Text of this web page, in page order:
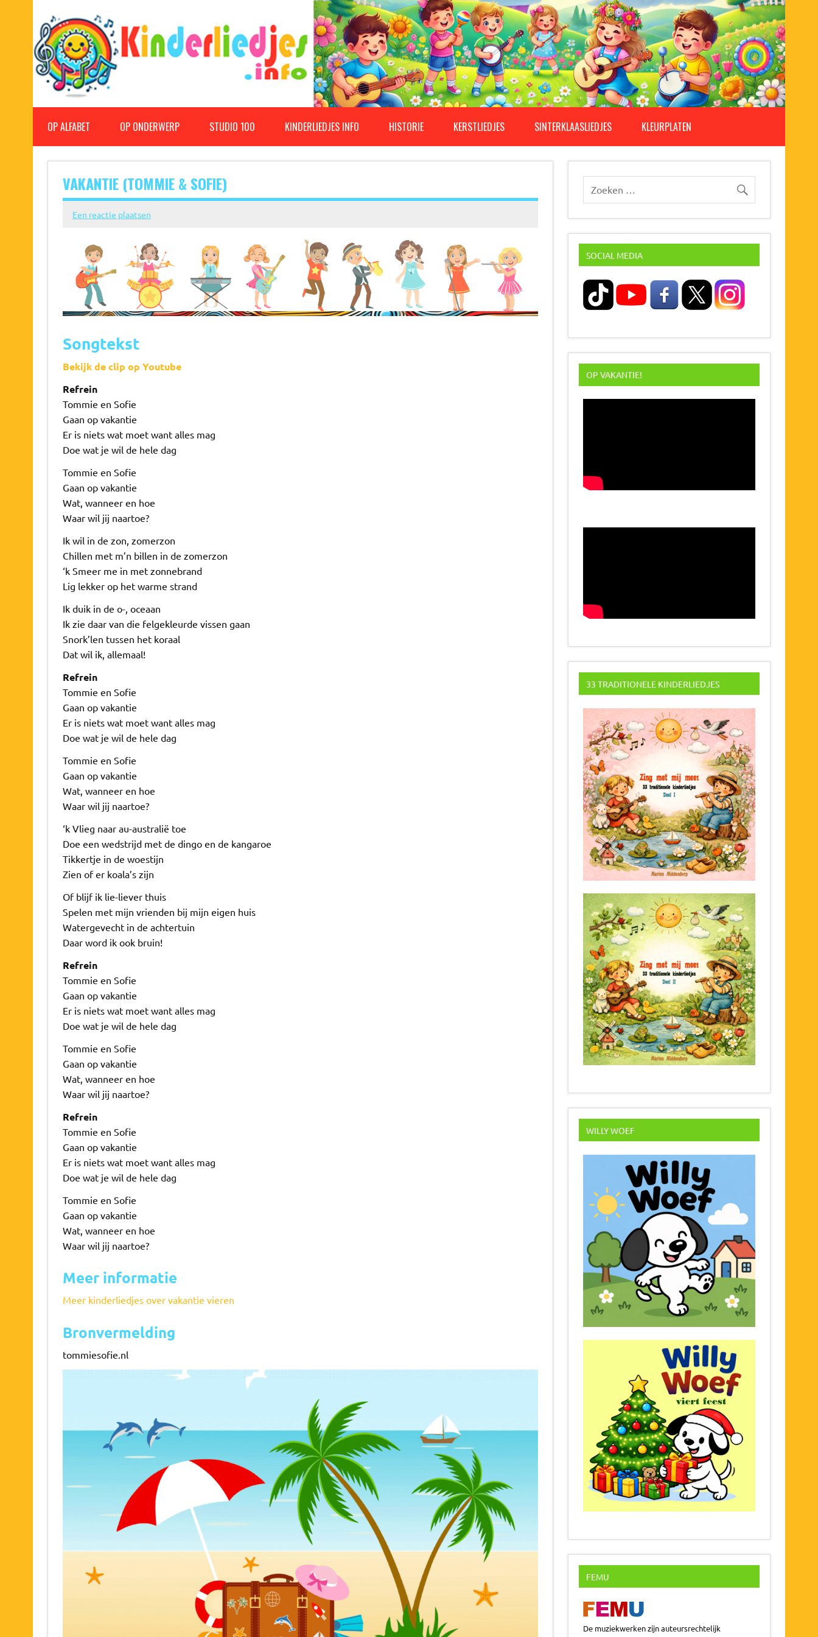
Kinderliedjes
OP ALFABET OP ONDERWERP STUDIO 100 KINDERLIEDJES INFO HISTORIE KERSTLIEDJES SINTERKLAASLIEDJES KLEURPLATEN
VAKANTIE (TOMMIE & SOFIE)
Een reactie plaatsen
Songtekst
Bekijk de clip op Youtube
Refrein
Tommie en Sofie
Gaan op vakantie
Er is niets wat moet want alles mag
Doe wat je wil de hele dag
Tommie en Sofie
Gaan op vakantie
Wat, wanneer en hoe
Waar wil jij naartoe?
Ik wil in de zon, zomerzon
Chillen met m’n billen in de zomerzon
‘k Smeer me in met zonnebrand
Lig lekker op het warme strand
Ik duik in de o-, oceaan
Ik zie daar van die felgekleurde vissen gaan
Snork’len tussen het koraal
Dat wil ik, allemaal!
Refrein
Tommie en Sofie
Gaan op vakantie
Er is niets wat moet want alles mag
Doe wat je wil de hele dag
Tommie en Sofie
Gaan op vakantie
Wat, wanneer en hoe
Waar wil jij naartoe?
‘k Vlieg naar au-australië toe
Doe een wedstrijd met de dingo en de kangaroe
Tikkertje in de woestijn
Zien of er koala’s zijn
Of blijf ik lie-liever thuis
Spelen met mijn vrienden bij mijn eigen huis
Watergevecht in de achtertuin
Daar word ik ook bruin!
Refrein
Tommie en Sofie
Gaan op vakantie
Er is niets wat moet want alles mag
Doe wat je wil de hele dag
Tommie en Sofie
Gaan op vakantie
Wat, wanneer en hoe
Waar wil jij naartoe?
Refrein
Tommie en Sofie
Gaan op vakantie
Er is niets wat moet want alles mag
Doe wat je wil de hele dag
Tommie en Sofie
Gaan op vakantie
Wat, wanneer en hoe
Waar wil jij naartoe?
Meer informatie
Meer kinderliedjes over vakantie vieren
Bronvermelding
tommiesofie.nl
SOCIAL MEDIA
OP VAKANTIE!
33 TRADITIONELE KINDERLIEDJES
WILLY WOEF
FEMU
De muziekwerken zijn auteursrechtelijk